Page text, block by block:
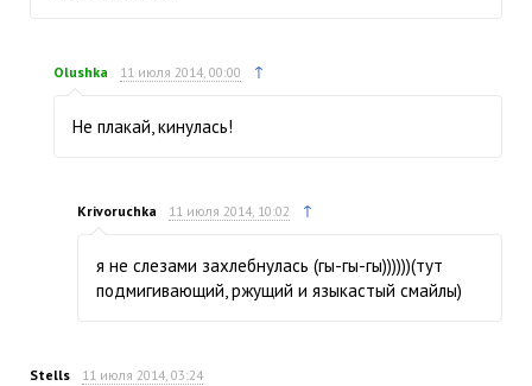
Olushka 11 июля 2014, 00:00 ↑
Не плакай, кинулась!
Krivoruchka 11 июля 2014, 10:02 ↑
я не слезами захлебнулась (гы-гы-гы))))))(тут
подмигивающий, ржущий и языкастый смайлы)
Stells 11 июля 2014, 03:24